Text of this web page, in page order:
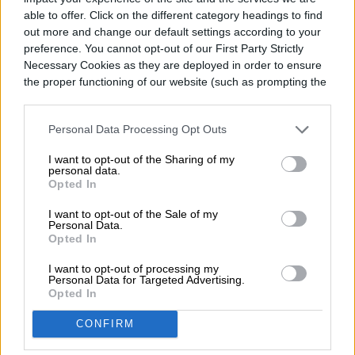
able to offer. Click on the different category headings to find
out more and change our default settings according to your
preference. You cannot opt-out of our First Party Strictly
Necessary Cookies as they are deployed in order to ensure
the proper functioning of our website (such as prompting the
Personal Data Processing Opt Outs
I want to opt-out of the Sharing of my
personal data.
Opted In
I want to opt-out of the Sale of my
Personal Data.
Opted In
I want to opt-out of processing my
Personal Data for Targeted Advertising.
Opted In
CONFIRM
TELEFONÍA CELULAR
OnePlus anuncia su
primera beta de ColorOS